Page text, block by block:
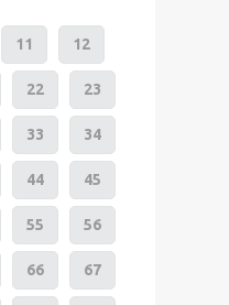
11 12
22 23
33 34
44 45
55 56
66 67